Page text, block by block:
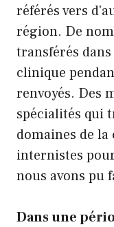
référés vers
région. De
transférés
clinique
renvoyés. Des
spécialités qui
domaines de
internistes
nous avons pu
Dans une